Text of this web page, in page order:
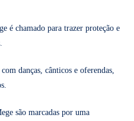
é chamado para trazer proteção e
danças, cânticos e oferendas,
são marcadas por uma